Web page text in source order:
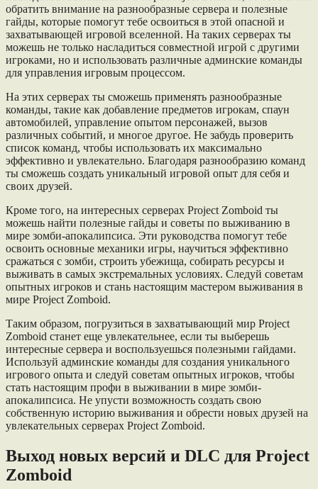
обратить внимание на разнообразные сервера и полезные
гайды, которые помогут тебе освоиться в этой опасной и
захватывающей игровой вселенной. На таких серверах ты
можешь не только насладиться совместной игрой с другими
игроками, но и использовать различные админские команды
для управления игровым процессом.
На этих серверах ты сможешь применять разнообразные
команды, такие как добавление предметов игрокам, спаун
автомобилей, управление опытом персонажей, вызов
различных событий, и многое другое. Не забудь проверить
список команд, чтобы использовать их максимально
эффективно и увлекательно. Благодаря разнообразию команд
ты сможешь создать уникальный игровой опыт для себя и
своих друзей.
Кроме того, на интересных серверах Project Zomboid ты
можешь найти полезные гайды и советы по выживанию в
мире зомби-апокалипсиса. Эти руководства помогут тебе
освоить основные механики игры, научиться эффективно
сражаться с зомби, строить убежища, собирать ресурсы и
выживать в самых экстремальных условиях. Следуй советам
опытных игроков и стань настоящим мастером выживания в
мире Project Zomboid.
Таким образом, погрузиться в захватывающий мир Project
Zomboid станет еще увлекательнее, если ты выберешь
интересные сервера и воспользуешься полезными гайдами.
Используй админские команды для создания уникального
игрового опыта и следуй советам опытных игроков, чтобы
стать настоящим профи в выживании в мире зомби-
апокалипсиса. Не упусти возможность создать свою
собственную историю выживания и обрести новых друзей на
увлекательных серверах Project Zomboid.
Выход новых версий и DLC для Project
Zomboid